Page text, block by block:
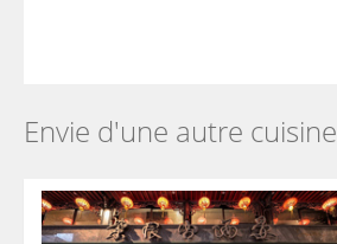
Envie d'une autre cuisine